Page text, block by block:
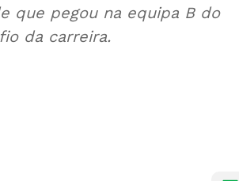
que pegou na equipa B do
da carreira.